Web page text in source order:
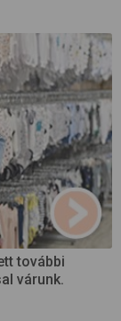
további
várunk.